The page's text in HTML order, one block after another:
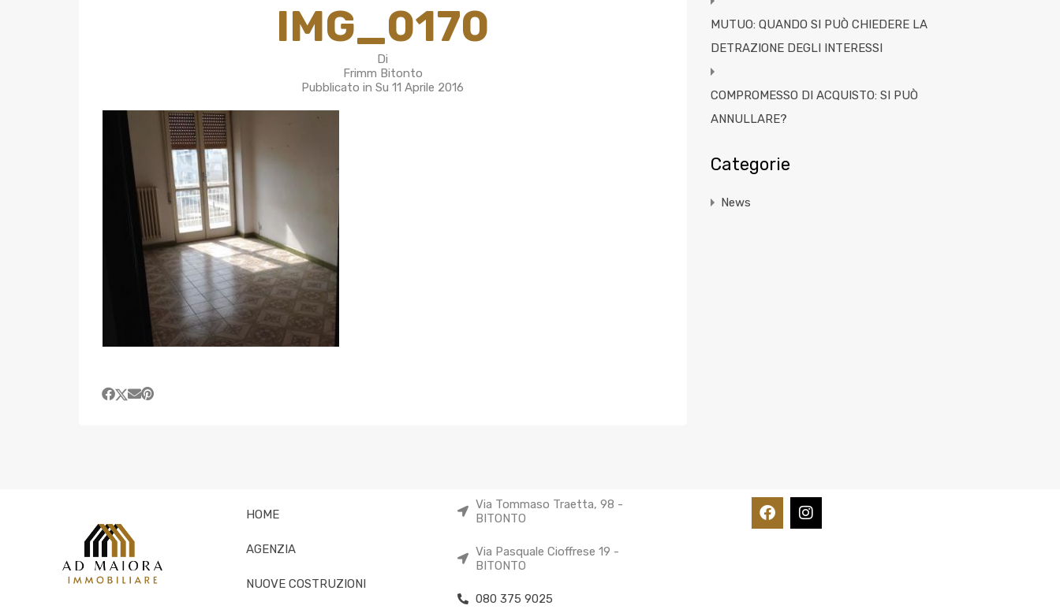
IMG_0170
Di
Frimm Bitonto
Pubblicato in Su11 Aprile 2016
MUTUO: QUANDO SI PUÒ CHIEDERE LA
DETRAZIONE DEGLI INTERESSI
COMPROMESSO DI ACQUISTO: SI PUÒ
ANNULLARE?
Categorie
News
HOME
AGENZIA
NUOVE COSTRUZIONI
Via Tommaso Traetta, 98 -
BITONTO
Via Pasquale Cioffrese 19 -
BITONTO
080 375 9025